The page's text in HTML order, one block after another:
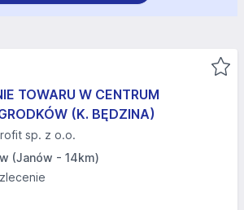
TOWARU W CENTRUM
(K. BĘDZINA)​
sp. z o.o.
(Janów - 14km)